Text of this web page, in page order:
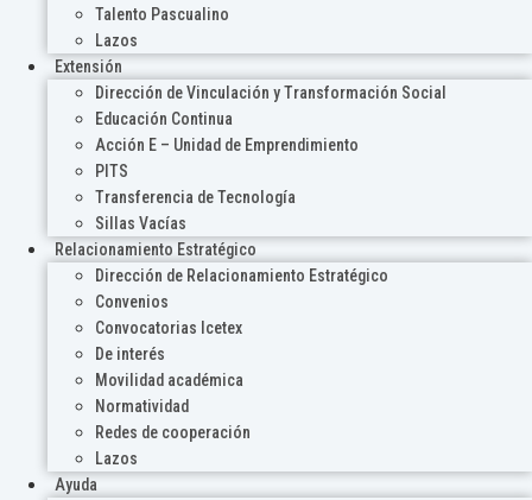
Talento Pascualino
Lazos
Extensión
Dirección de Vinculación y Transformación Social
Educación Continua
Acción E – Unidad de Emprendimiento
PITS
Transferencia de Tecnología
Sillas Vacías
Relacionamiento Estratégico
Dirección de Relacionamiento Estratégico
Convenios
Convocatorias Icetex
De interés
Movilidad académica
Normatividad
Redes de cooperación
Lazos
Ayuda